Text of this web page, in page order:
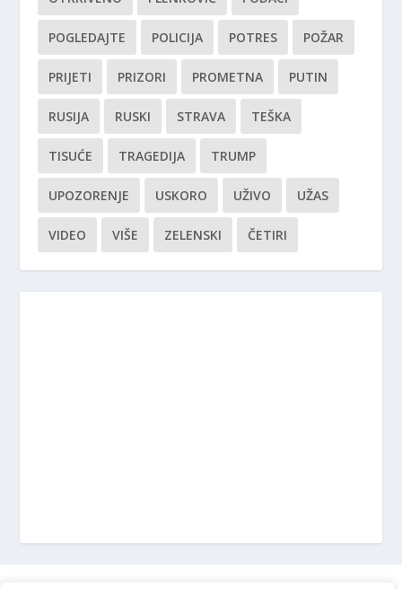
POGLEDAJTE POLICIJA POTRES POŽAR
PRIJETI PRIZORI PROMETNA PUTIN
RUSIJA RUSKI STRAVA TEŠKA
TISUĆE TRAGEDIJA TRUMP
UPOZORENJE USKORO UŽIVO UŽAS
VIDEO VIŠE ZELENSKI ČETIRI